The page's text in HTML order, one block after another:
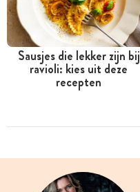
Sausjes die lekker zijn bij
ravioli: kies uit deze
recepten